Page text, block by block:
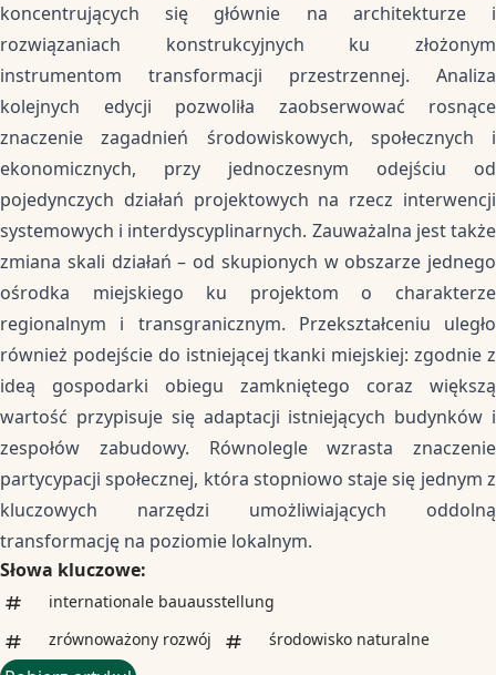
koncentrujących się głównie na architekturze i
rozwiązaniach konstrukcyjnych ku złożonym
instrumentom transformacji przestrzennej. Analiza
kolejnych edycji pozwoliła zaobserwować rosnące
znaczenie zagadnień środowiskowych, społecznych i
ekonomicznych, przy jednoczesnym odejściu od
pojedynczych działań projektowych na rzecz interwencji
systemowych i interdyscyplinarnych. Zauważalna jest także
zmiana skali działań – od skupionych w obszarze jednego
ośrodka miejskiego ku projektom o charakterze
regionalnym i transgranicznym. Przekształceniu uległo
również podejście do istniejącej tkanki miejskiej: zgodnie z
ideą gospodarki obiegu zamkniętego coraz większą
wartość przypisuje się adaptacji istniejących budynków i
zespołów zabudowy. Równolegle wzrasta znaczenie
partycypacji społecznej, która stopniowo staje się jednym z
kluczowych narzędzi umożliwiających oddolną
transformację na poziomie lokalnym.
Słowa kluczowe:
internationale bauausstellung
zrównoważony rozwój
środowisko naturalne